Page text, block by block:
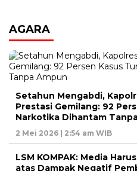
AGARA
Setahun Mengabdi,
Prestasi Gemilang: 92
Narkotika Dihantam
2 Mei 2026 | 2:54 am WIB
LSM KOMPAK: Media
atas Dampak Negatif